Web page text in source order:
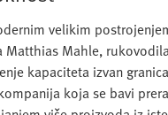
velikim
Matthias Mahle,
kapaciteta izvan
koja se bavi